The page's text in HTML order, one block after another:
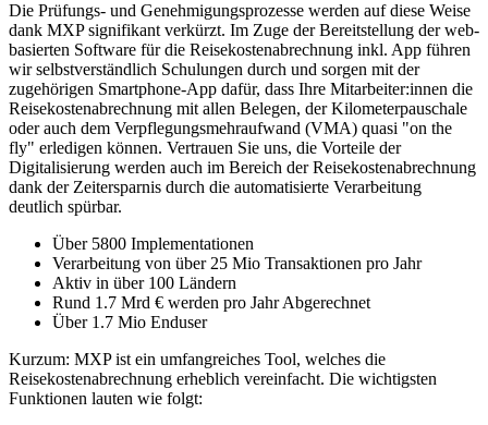
Die Prüfungs- und Genehmigungsprozesse werden auf diese Weise
dank MXP signifikant verkürzt. Im Zuge der Bereitstellung der web-
basierten Software für die Reisekostenabrechnung inkl. App führen
wir selbstverständlich Schulungen durch und sorgen mit der
zugehörigen Smartphone-App dafür, dass Ihre Mitarbeiter:innen die
Reisekostenabrechnung mit allen Belegen, der Kilometerpauschale
oder auch dem Verpflegungsmehraufwand (VMA) quasi "on the
fly" erledigen können. Vertrauen Sie uns, die Vorteile der
Digitalisierung werden auch im Bereich der Reisekostenabrechnung
dank der Zeitersparnis durch die automatisierte Verarbeitung
deutlich spürbar.
Über 5800 Implementationen
Verarbeitung von über 25 Mio Transaktionen pro Jahr
Aktiv in über 100 Ländern
Rund 1.7 Mrd € werden pro Jahr Abgerechnet
Über 1.7 Mio Enduser
Kurzum: MXP ist ein umfangreiches Tool, welches die
Reisekostenabrechnung erheblich vereinfacht. Die wichtigsten
Funktionen lauten wie folgt: